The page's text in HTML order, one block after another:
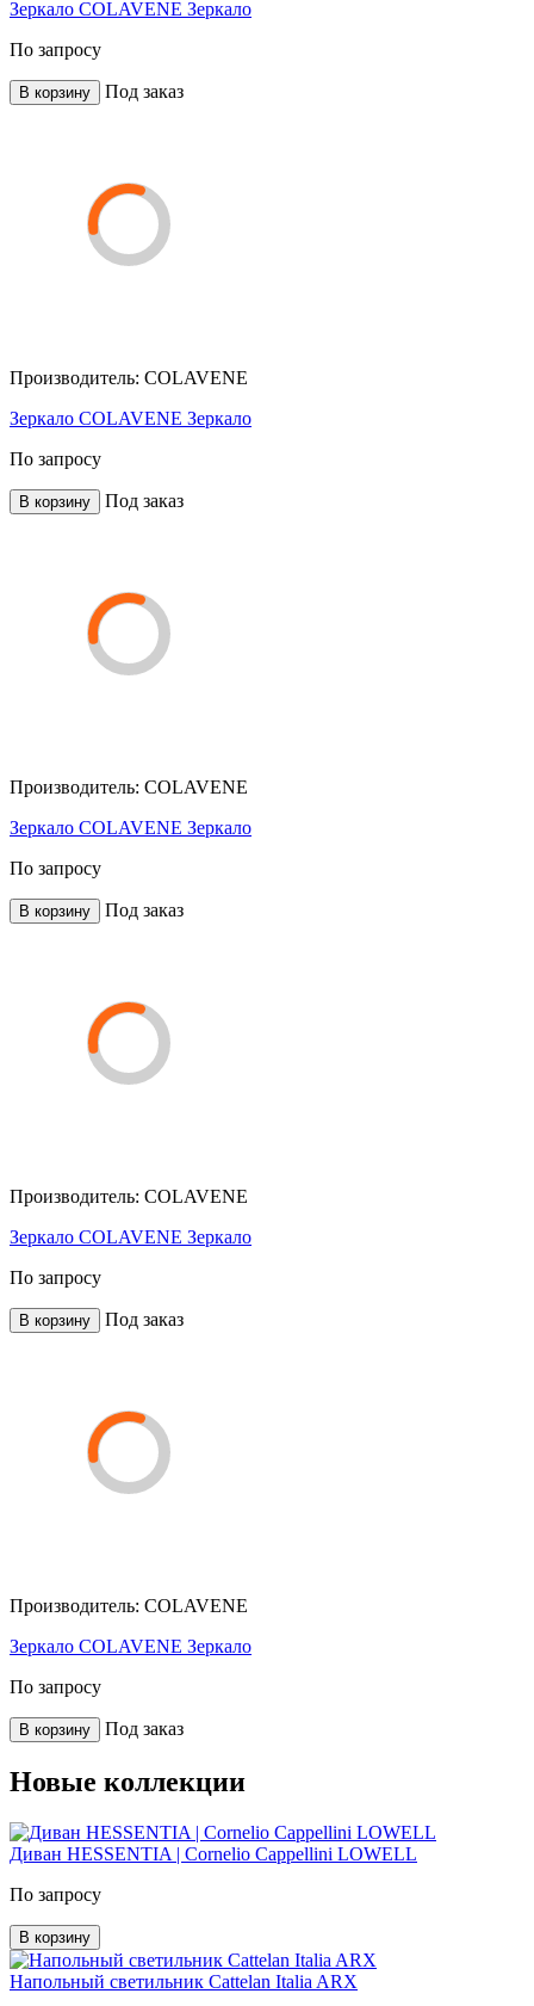
Зеркало COLAVENE Зеркало
По запросу
В корзину Под заказ
Производитель: COLAVENE
Зеркало COLAVENE Зеркало
По запросу
В корзину Под заказ
Производитель: COLAVENE
Зеркало COLAVENE Зеркало
По запросу
В корзину Под заказ
Производитель: COLAVENE
Зеркало COLAVENE Зеркало
По запросу
В корзину Под заказ
Производитель: COLAVENE
Зеркало COLAVENE Зеркало
По запросу
В корзину Под заказ
Новые коллекции
Диван HESSENTIA | Cornelio Cappellini LOWELL
По запросу
В корзину
Напольный светильник Cattelan Italia ARX